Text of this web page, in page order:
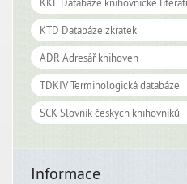
Informace